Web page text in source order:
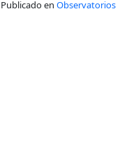
Publicado en Observatorios